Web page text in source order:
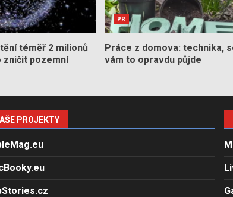
téměř 2 milionů
zničit pozemní
PR
Práce z domova: technika,
vám to opravdu půjde
PROJEKTY